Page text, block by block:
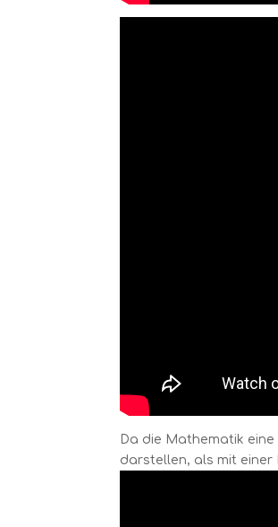
Da die Mathematik eine
darstellen, als mit einer